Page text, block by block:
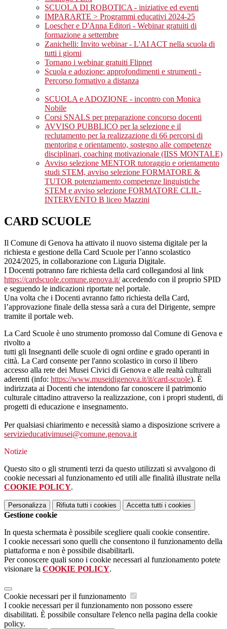
SCUOLA DI ROBOTICA - iniziative ed eventi
IMPARARTE > Programmi educativi 2024-25
Loescher e D'Anna Editori - Webinar gratuiti di
formazione a settembre
Zanichelli: Invito webinar - L'AI ACT nella scuola di
tutti i giorni
Tornano i webinar gratuiti Flipnet
Scuola e adozione: approfondimenti e strumenti -
Percorso formativo a distanza
SCUOLA e ADOZIONE - incontro con Monica
Nobile
Corsi SNALS per preparazione concorso docenti
AVVISO PUBBLICO per la selezione e il
reclutamento per la realizzazione di 66 percorsi di
mentoring e orientamento, sostegno alle competenze
disciplinari, coaching motivazionale (IISS MONTALE)
Avviso selezione MENTOR tutoraggio e orientamento
studi STEM, avviso selezione FORMATORE &
TUTOR potenziamento competenze linguistiche
STEM e avviso selezione FORMATORE CLIL-
INTERVENTO B liceo Mazzini
CARD SCUOLE
Il Comune di Genova ha attivato il nuovo sistema digitale per la
richiesta e gestione della Card Scuole per l’anno scolastico
2024/2025, in collaborazione con Liguria Digitale.
I Docenti potranno fare richiesta della card collegandosi al link
https://cardscuole.comune.genova.it/accedendo con il proprio SPID
e seguendo le indicazioni riportate nel portale.
Una volta che i Docenti avranno fatto richiesta della Card,
l’approvazione finale della stessa sarà a cura del Dirigente, sempre
tramite il portale web.
La Card Scuole è uno strumento promosso dal Comune di Genova e
rivolto a
tutti gli Insegnanti delle scuole di ogni ordine e grado operanti in
città. La Card consente per l'anno scolastico in corso il libero
accesso alla rete dei Musei Civici di Genova e alle realtà culturali
aderenti (info: https://www.museidigenova.it/it/card-scuole). È
indirizzata ai Docenti che intendono far conoscere il patrimonio
culturale cittadino attraverso la realizzazione, con i propri studenti, di
progetti di educazione e insegnamento.
Per qualsiasi chiarimento e necessità siamo a disposizione scrivere a
servizieducativimusei@comune.genova.it
Notizie
Questo sito o gli strumenti terzi da questo utilizzati si avvalgono di
cookie necessari al funzionamento ed utili alle finalità illustrate nella
COOKIE POLICY.
Personalizza Rifiuta tutti i cookies Accetta tutti i cookies
Gestione cookie
In questa schermata è possibile scegliere quali cookie consentire.
I cookie necessari sono quelli che consentono il funzionamento della
piattaforma e non è possibile disabilitarli.
Per conoscere quali sono i cookie necessari al funzionamento potete
visionare la COOKIE POLICY.
Cookie necessari per il funzionamento
I cookie necessari per il funzionamento non possono essere
disabilitati. È possibile consultare l'elenco nella pagina della cookie
policy.